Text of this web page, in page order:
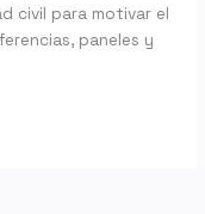
civil para motivar el
paneles y